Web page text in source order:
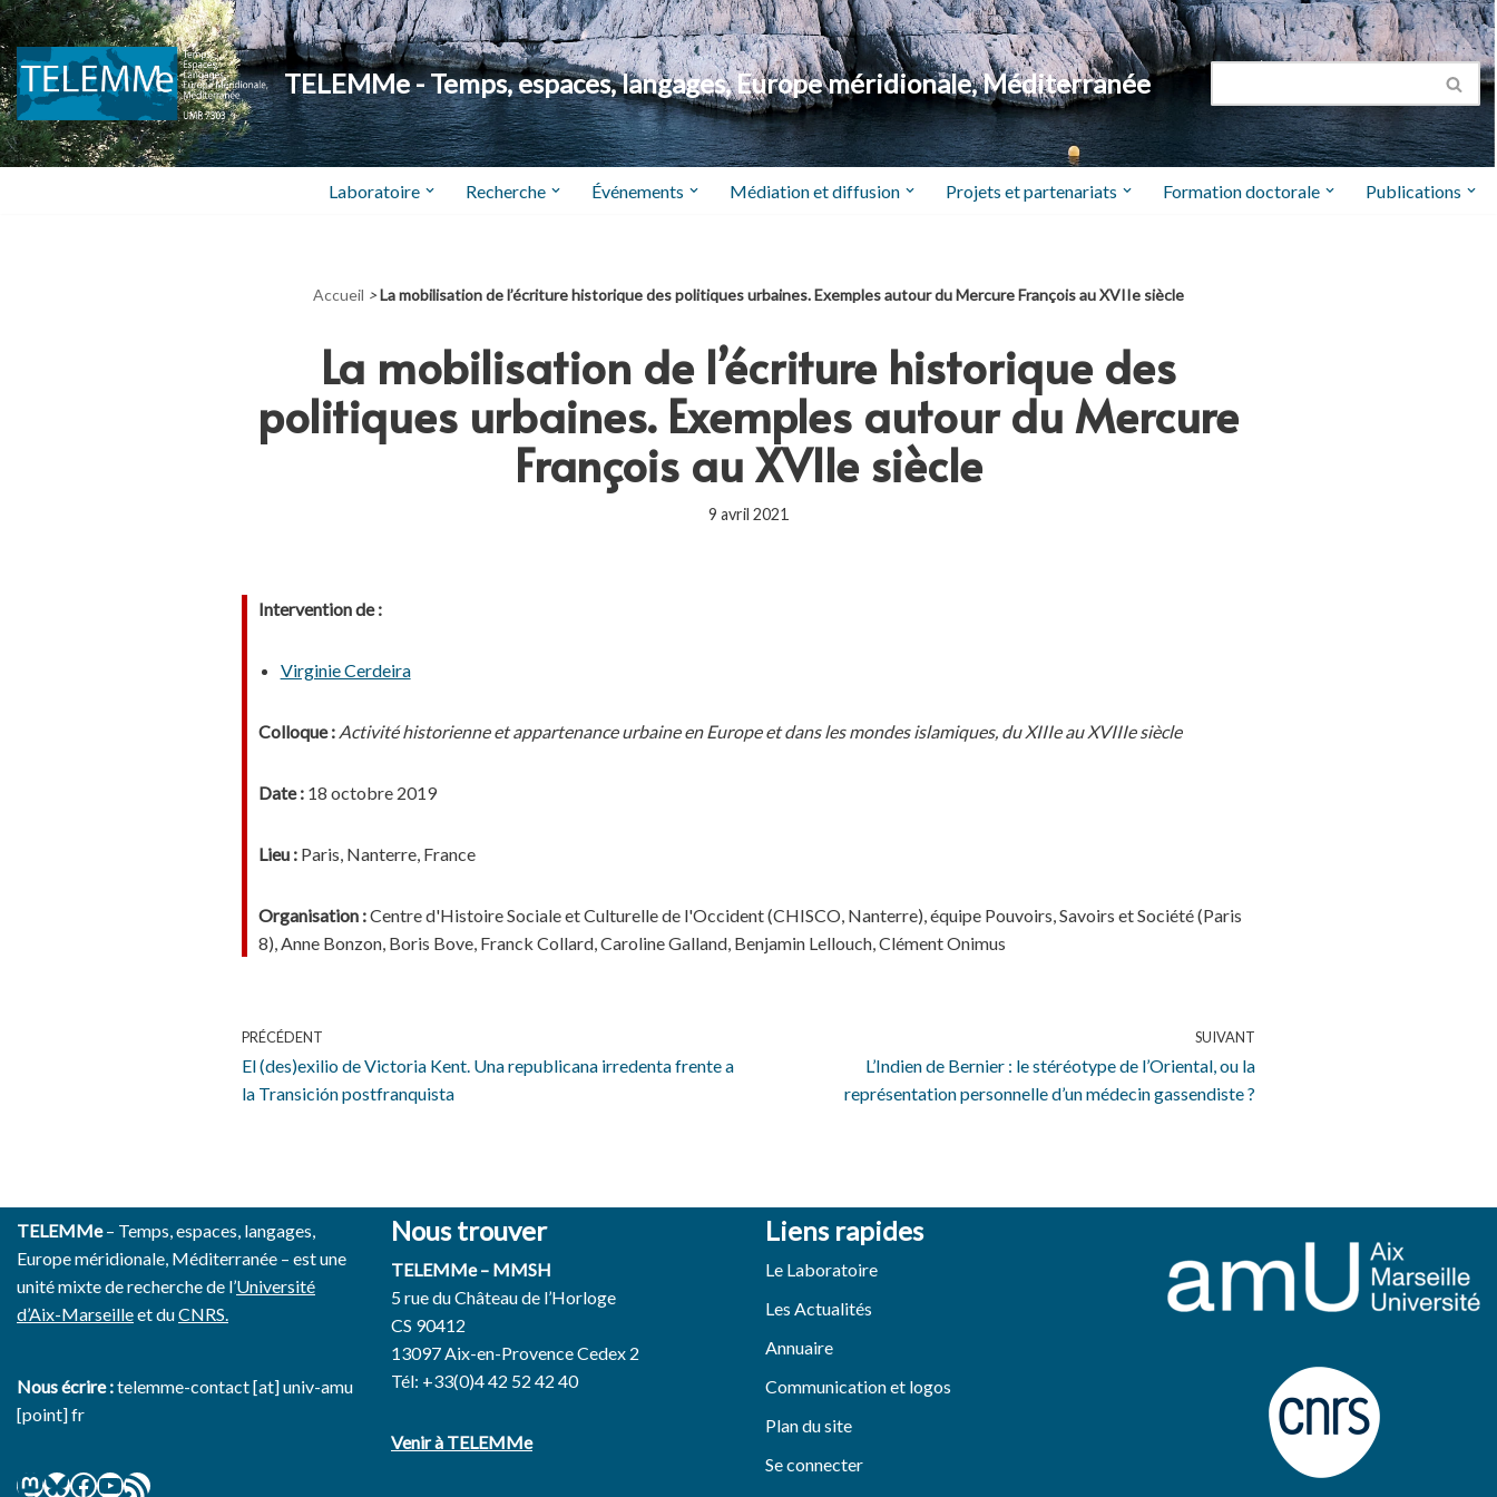
Aller
au
contenu
TELEMMe - Temps, espaces, langages, Europe méridionale, Méditerranée
Laboratoire Recherche Événements Médiation et diffusion Projets et partenariats Formation doctorale Publications
Accueil >La mobilisation de l’écriture historique des politiques urbaines. Exemples autour du Mercure François au XVIIe siècle
La mobilisation de l’écriture historique des
politiques urbaines. Exemples autour du Mercure
François au XVIIe siècle
9 avril 2021
Intervention de :
Virginie Cerdeira
Colloque :Activité historienne et appartenance urbaine en Europe et dans les mondes islamiques, du XIIIe au XVIIIe siècle
Date :18 octobre 2019
Lieu :Paris, Nanterre, France
Organisation :Centre d'Histoire Sociale et Culturelle de l'Occident (CHISCO, Nanterre), équipe Pouvoirs, Savoirs et Société (Paris
8), Anne Bonzon, Boris Bove, Franck Collard, Caroline Galland, Benjamin Lellouch, Clément Onimus
PRÉCÉDENT
El (des)exilio de Victoria Kent. Una republicana irredenta frente a
la Transición postfranquista
SUIVANT
L’Indien de Bernier : le stéréotype de l’Oriental, ou la
représentation personnelle d’un médecin gassendiste ?
TELEMMe– Temps, espaces, langages,
Europe méridionale, Méditerranée – est une
unité mixte de recherche de l’Université
d’Aix-Marseilleet duCNRS.
Nous écrire :telemme-contact [at] univ-amu
[point] fr
Nous trouver
TELEMMe – MMSH
5 rue du Château de l’Horloge
CS 90412
13097 Aix-en-Provence Cedex 2
Tél: +33(0)4 42 52 42 40
Venir à TELEMMe
Liens rapides
Le Laboratoire
Les Actualités
Annuaire
Communication et logos
Plan du site
Se connecter